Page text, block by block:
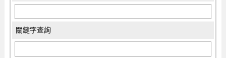
關鍵字查詢